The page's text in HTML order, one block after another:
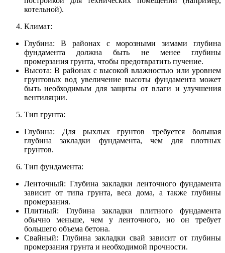
котельной).
Климат:
Глубина: В районах с морозными зимами глубина
фундамента должна быть не менее глубины
промерзания грунта, чтобы предотвратить пучение.
Высота: В районах с высокой влажностью или уровнем
грунтовых вод увеличение высоты фундамента может
быть необходимым для защиты от влаги и улучшения
вентиляции.
Тип грунта:
Глубина: Для рыхлых грунтов требуется большая
глубина закладки фундамента, чем для плотных
грунтов.
Тип фундамента:
Ленточный: Глубина закладки ленточного фундамента
зависит от типа грунта, веса дома, а также глубины
промерзания.
Плитный: Глубина закладки плитного фундамента
обычно меньше, чем у ленточного, но он требует
большего объема бетона.
Свайный: Глубина закладки свай зависит от глубины
промерзания грунта и необходимой прочности.